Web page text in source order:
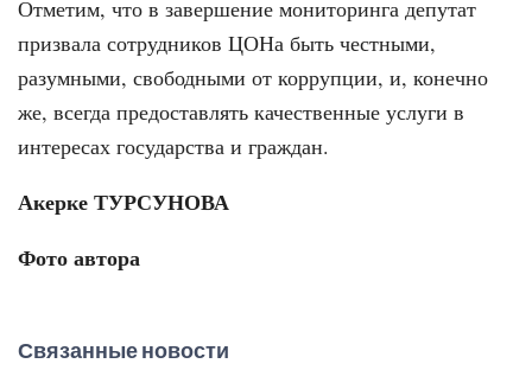
Отметим, что в завершение мониторинга депутат
призвала сотрудников ЦОНа быть честными,
разумными, свободными от коррупции, и, конечно
же, всегда предоставлять качественные услуги в
интересах государства и граждан.
Акерке ТУРСУНОВА
Фото автора
Связанные новости